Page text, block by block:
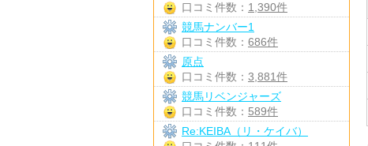
口コミ件数： 1,390件
競馬ナンバー1
口コミ件数： 686件
原点
口コミ件数： 3,881件
競馬リベンジャーズ
口コミ件数： 589件
Re:KEIBA（リ・ケイバ）